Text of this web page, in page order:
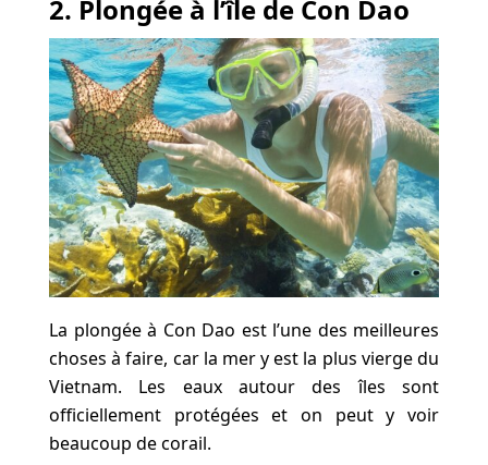
2. Plongée à l’île de Con Dao
La plongée à Con Dao est l’une des meilleures
choses à faire, car la mer y est la plus vierge du
Vietnam. Les eaux autour des îles sont
officiellement protégées et on peut y voir
beaucoup de corail.